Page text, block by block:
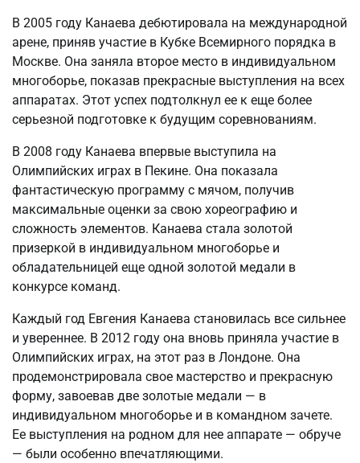
В 2005 году Канаева дебютировала на международной
арене, приняв участие в Кубке Всемирного порядка в
Москве. Она заняла второе место в индивидуальном
многоборье, показав прекрасные выступления на всех
аппаратах. Этот успех подтолкнул ее к еще более
серьезной подготовке к будущим соревнованиям.
В 2008 году Канаева впервые выступила на
Олимпийских играх в Пекине. Она показала
фантастическую программу с мячом, получив
максимальные оценки за свою хореографию и
сложность элементов. Канаева стала золотой
призеркой в индивидуальном многоборье и
обладательницей еще одной золотой медали в
конкурсе команд.
Каждый год Евгения Канаева становилась все сильнее
и увереннее. В 2012 году она вновь приняла участие в
Олимпийских играх, на этот раз в Лондоне. Она
продемонстрировала свое мастерство и прекрасную
форму, завоевав две золотые медали — в
индивидуальном многоборье и в командном зачете.
Ее выступления на родном для нее аппарате — обруче
— были особенно впечатляющими.